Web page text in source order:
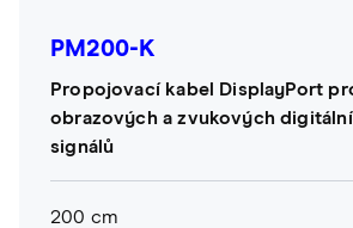
PM200-K
Propojovací kabel DisplayPort
obrazových a zvukových
signálů
200 cm